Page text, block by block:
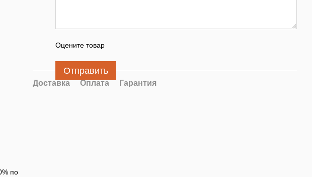
по
Оцените товар
Отправить
Доставка Оплата Гарантия